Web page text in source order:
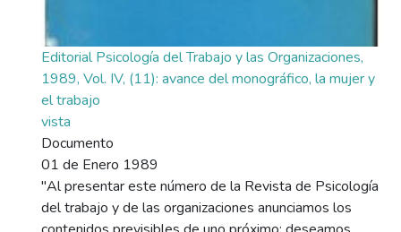
Editorial Psicología del Trabajo y las Organizaciones,
1989, Vol. IV, (11): avance del monográfico, la mujer y
el trabajo
vista
Documento
01 de Enero 1989
"Al presentar este número de la Revista de Psicología
del trabajo y de las organizaciones anunciamos los